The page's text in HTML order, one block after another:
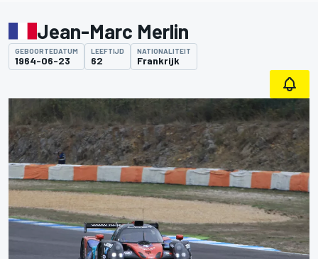
Jean-Marc Merlin
GEBOORTEDATUM
1964-06-23
LEEFTIJD
62
NATIONALITEIT
Frankrijk